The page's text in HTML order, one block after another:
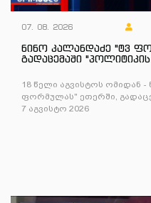
07. 08. 2026
ნინო კალანდაძე "ტვ
გადაცემაში
18 წელი აგვისტოს ომიდან -
ფორმულას" ეთერში,
7 აგვისტო 2026